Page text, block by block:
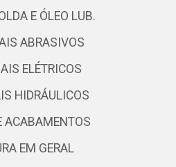
E ÓLEO LUB.
ABRASIVOS
ELÉTRICOS
HIDRÁULICOS
ACABAMENTOS
EM GERAL